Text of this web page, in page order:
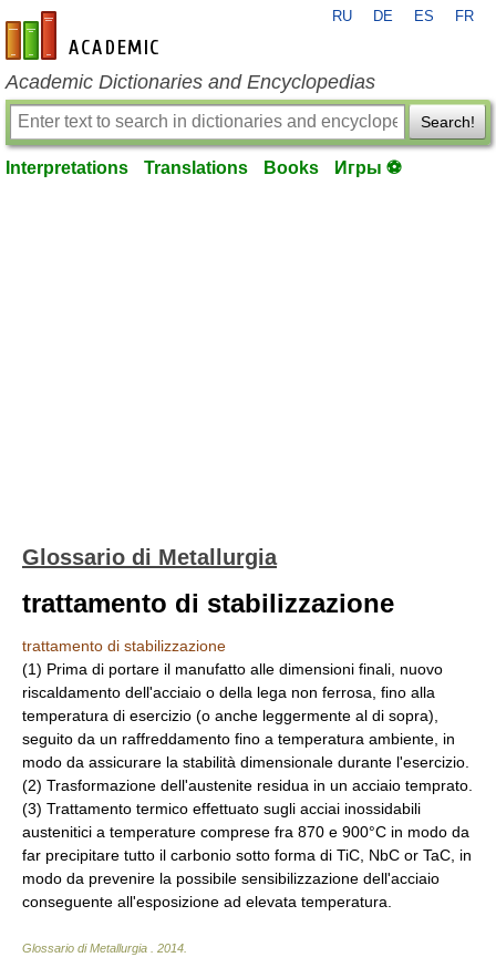
en-academic.com
RU DE ES FR
Academic Dictionaries and Encyclopedias
Search!
Interpretations Translations Books Игры ⚽
Glossario di Metallurgia
trattamento di stabilizzazione
trattamento di stabilizzazione
(1) Prima di portare il manufatto alle dimensioni finali, nuovo
riscaldamento dell'acciaio o della lega non ferrosa, fino alla
temperatura di esercizio (o anche leggermente al di sopra),
seguito da un raffreddamento fino a temperatura ambiente, in
modo da assicurare la stabilità dimensionale durante l'esercizio.
(2) Trasformazione dell'austenite residua in un acciaio temprato.
(3) Trattamento termico effettuato sugli acciai inossidabili
austenitici a temperature comprese fra 870 e 900°C in modo da
far precipitare tutto il carbonio sotto forma di TiC, NbC or TaC, in
modo da prevenire la possibile sensibilizzazione dell'acciaio
conseguente all'esposizione ad elevata temperatura.
Glossario di Metallurgia 2014